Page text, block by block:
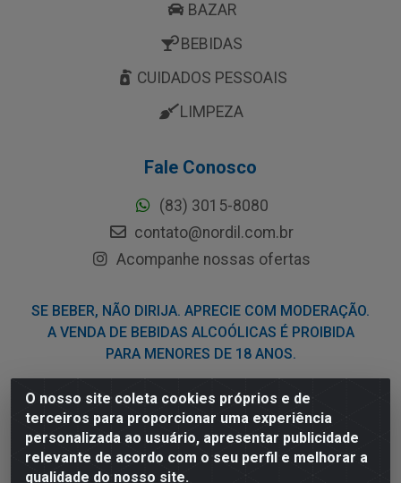
O nosso site coleta cookies próprios e de
terceiros para proporcionar uma experiência
personalizada ao usuário, apresentar publicidade
relevante de acordo com o seu perfil e melhorar a
qualidade do nosso site.
BAZAR
BEBIDAS
CUIDADOS PESSOAIS
LIMPEZA
Fale Conosco
(83) 3015-8080
contato@nordil.com.br
Acompanhe nossas ofertas
SE BEBER, NÃO DIRIJA. APRECIE COM MODERAÇÃO.
A VENDA DE BEBIDAS ALCOÓLICAS É PROIBIDA
PARA MENORES DE 18 ANOS.
Nordil Distribuidora - Avenida Liberdade, 2738, Bloco F -
Sesi - Bayeux/PB - CEP 58.111-400 - CNPJ
03.775.813/0001-41